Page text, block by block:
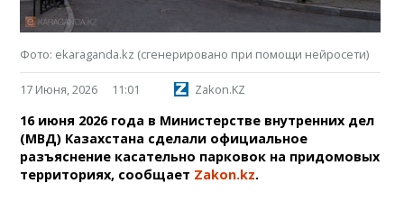
Фото: ekaraganda.kz (сгенерировано при помощи нейросети)
17 Июня, 2026 11:01 Zakon.KZ
16 июня 2026 года в Министерстве внутренних дел
(МВД) Казахстана сделали официальное
разъяснение касательно парковок на придомовых
территориях, сообщает Zakon.kz.